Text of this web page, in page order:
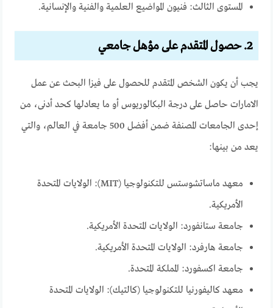
المستوى الثالث: فنيون المواضيع العلمية والفنية والإنسانية.
2. حصول المتقدم على مؤهل جامعي
يجب أن يكون الشخص المتقدم للحصول على فيزا البحث عن عمل
الامارات حاصل على درجة البكالوريوس أو ما يعادلها كحد أدنى، من
إحدى الجامعات المصنفة ضمن أفضل 500 جامعة في العالم، والتي
يعد من بينها:
معهد ماساتشوستس للتكنولوجيا (MIT): الولايات المتحدة
الأمريكية.
جامعة ستانفورد: الولايات المتحدة الأمريكية.
جامعة هارفرد: الولايات المتحدة الأمريكية.
جامعة اكسفورد: المملكة المتحدة.
معهد كاليفورنيا للتكنولوجيا (كالتيك): الولايات المتحدة